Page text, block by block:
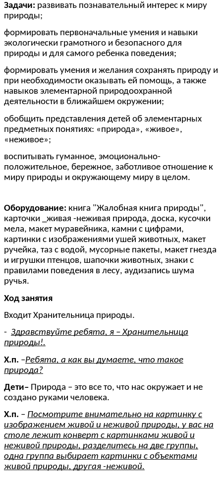
Задачи: развивать познавательный интерес к миру
природы;
формировать первоначальные умения и навыки
экологически грамотного и безопасного для
природы и для самого ребенка поведения;
формировать умения и желания сохранять природу и
при необходимости оказывать ей помощь, а также
навыков элементарной природоохранной
деятельности в ближайшем окружении;
обобщить представления детей об элементарных
предметных понятиях: «природа», «живое»,
«неживое»;
воспитывать гуманное, эмоционально-
положительное, бережное, заботливое отношение к
миру природы и окружающему миру в целом.
Оборудование: книга "Жалобная книга природы",
карточки _живая -неживая природа, доска, кусочки
мела, макет муравейника, камни с цифрами,
картинки с изображениями ушей животных, макет
ручейка, таз с водой, мусорные пакеты, макет гнезда
и игрушки птенцов, шапочки животных, знаки с
правилами поведения в лесу, аудизапись шума
ручья.
Ход занятия
Входит Хранительница природы.
- Здравствуйте ребята, я – Хранительница
природы!.
Х.п. –Ребята, а как вы думаете, что такое
природа?
Дети– Природа – это все то, что нас окружает и не
создано руками человека.
Х.п. – Посмотрите внимательно на картинку с
изображением живой и неживой природы, у вас на
столе лежит конверт с картинками живой и
неживой природы, разделитесь на две группы,
одна группа выбирает картинки с объектами
живой природы, другая -неживой.